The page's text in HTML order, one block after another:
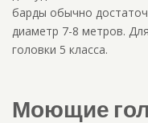
барды обычно
диаметр 7-8 метров.
головки 5 класса.
Моющие